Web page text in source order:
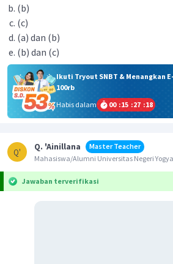
(b)
(c)
(a) dan (b)
(b) dan (c)
Ikuti Tryout SNBT & Menangkan
100rb
Habis dalam
00 :15 :27 :18
Q'
Q. 'Ainillana
Master Teacher
Mahasiswa/Alumni Universitas Negeri
Jawaban terverifikasi